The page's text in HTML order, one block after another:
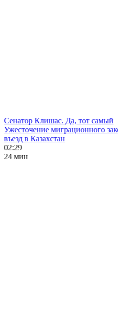
Сенатор Клишас. Да, тот самый
Ужесточение миграционного
въезд в Казахстан
02:29
24 мин